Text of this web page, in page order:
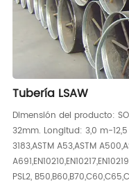
Tubería LSAW
Dimensión del producto:
32mm. Longitud: 3,0 m-12,5
3183,ASTM A53,ASTM
PSL2,